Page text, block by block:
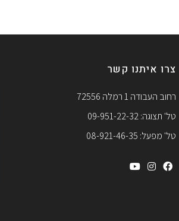
צרו איתנו קשר
רחוב העבודה 1 רמלה 72556
טל' תצוגה: 09-951-22-32
טל' מפעל: 08-921-46-35